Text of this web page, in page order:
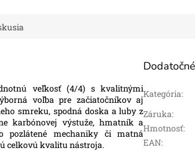
veľkosť (4/4) s kvalitnými
voľba pre začiatočníkov aj
smreku, spodná doska a luby z
karbónovej výstuže, hmatník a
pozlátené mechaniky či matná
celkovú kvalitu nástroja.
Kategória:
Záruka:
Hmotnosť:
EAN: